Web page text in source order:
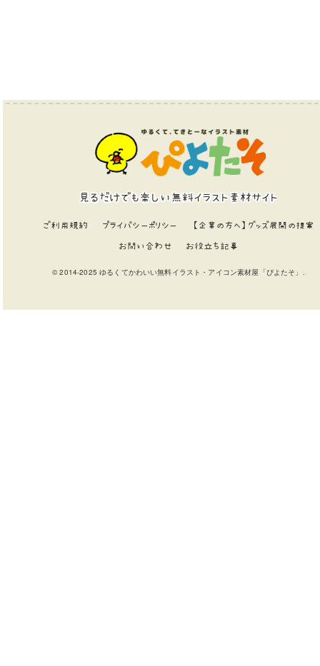
見るだけでも楽しい無料イラスト素材サイト
ご利用規約 プライバシーポリシー 【企業の方へ】グッズ展開の提案
お問い合わせ お役立ち記事
© 2014-2025 ゆるくてかわいい無料イラスト・アイコン素材屋「ぴよたそ」.